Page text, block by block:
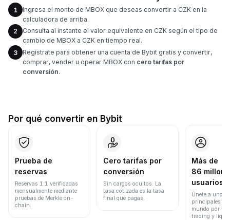
1
Ingresa el monto de MBOX que deseas convertir a CZK en la
calculadora de arriba.
2
Consulta al instante el valor equivalente en CZK según el tipo de
cambio de MBOX a CZK en tiempo real.
3
Regístrate para obtener una cuenta de Bybit gratis y convertir,
comprar, vender u operar MBOX con cero tarifas por
conversión.
Por qué convertir en Bybit
Prueba de
reservas
Reservas 1:1 verificadas
mensualmente mediante
pruebas de Merkle on-
chain.
Cero tarifas por
conversión
Sin cargos ocultos. La
tasa cotizada es la tasa
final que pagas.
Más de
86
usuarios
Únete a uno
principales
mundo por
trading y